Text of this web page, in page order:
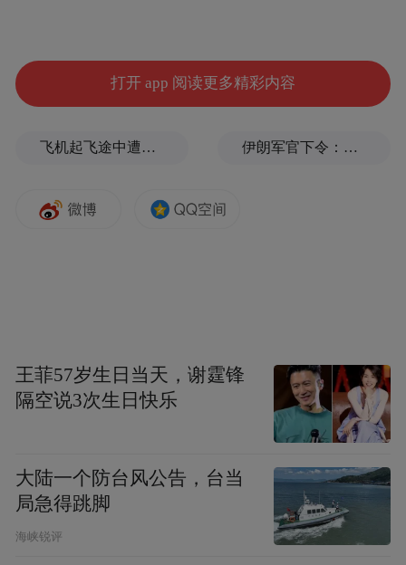
型更新，更新后允许发布目的在于“减轻美国
将上市的外国制造 Wi-Fi 路由器与无人机仍
然被禁止进入美国市场。
频)为凤凰网旗下自媒体平台“大风号”用户上传并发
布，本平台仅提供信息存储空间服务。
Notice: The content above (including the videos,
pictures and audios if any) is uploaded and posted
打开 app 阅读更多精彩内容
飞机起飞途中遭雷击！航班滞留3小时临时换机 伊朗军官下令：如果美军踏上我国领土，就砍掉他们脚！
王菲57岁生日当天，谢霆锋
隔空说3次生日快乐
大陆一个防台风公告，台当
局急得跳脚
海峡锐评